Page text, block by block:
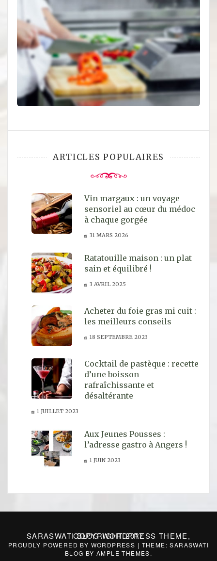
ARTICLES POPULAIRES
Vin margaux : un voyage
sensoriel au cœur du médoc
à chaque gorgée
31 MARS 2026
Ratatouille maison : un plat
sain et équilibré !
3 AVRIL 2025
Acheter du foie gras mi cuit :
les meilleurs conseils
18 SEPTEMBRE 2023
Cocktail de pastèque : recette
d’une boisson
rafraîchissante et
désaltérante
1 JUILLET 2023
Aux Jeunes Pousses :
l’adresse gastro à Angers !
1 JUIN 2023
SARASWATI BLOG WORDPRESS THEME, COPYRIGHT 2017
PROUDLY POWERED BY WORDPRESS | THEME: SARASWATI
BLOG BY AMPLE THEMES.